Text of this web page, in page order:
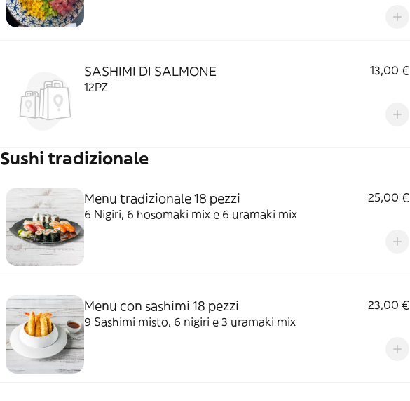
SASHIMI DI SALMONE
13,00 €
12PZ
Sushi tradizionale
Menu tradizionale 18 pezzi
25,00 €
6 Nigiri, 6 hosomaki mix e 6 uramaki mix
Menu con sashimi 18 pezzi
23,00 €
9 Sashimi misto, 6 nigiri e 3 uramaki mix